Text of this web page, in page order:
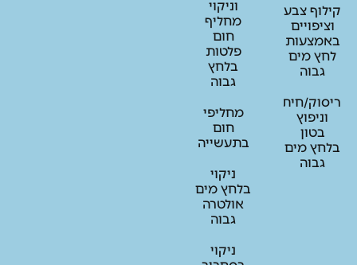
צבע
מים
חיתוך/חציבה
מים
מחליף
פלטות
מחליפי
בתעשייה
בלחץ מים
אולטרה